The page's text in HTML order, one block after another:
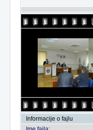
Informacije o fajlu